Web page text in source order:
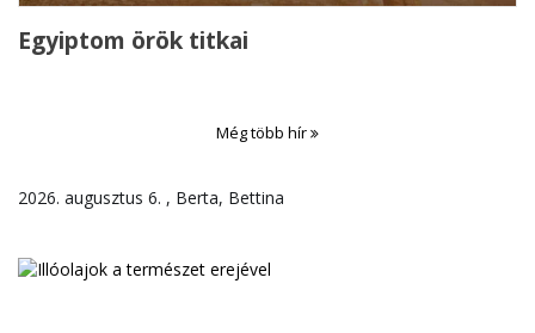
Egyiptom örök titkai
Még több hír
2026. augusztus 6. , Berta, Bettina